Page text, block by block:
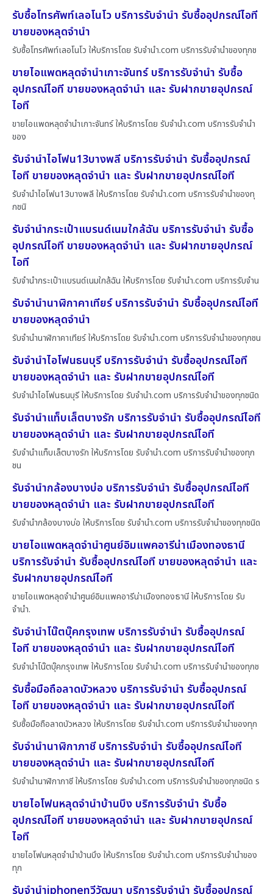
รับซื้อโทรศัพท์เลอโนโว บริการรับจำนำ รับซื้ออุปกรณ์ไอที
ขายของหลุดจำนำ
รับซื้อโทรศัพท์เลอโนโว ให้บริการโดย รับจํานํา.com บริการรับจำนำของทุกช
ขายไอแพดหลุดจำนำเกาะจันทร์ บริการรับจำนำ รับซื้อ
อุปกรณ์ไอที ขายของหลุดจำนำ และ รับฝากขายอุปกรณ์
ไอที
ขายไอแพดหลุดจำนำเกาะจันทร์ ให้บริการโดย รับจํานํา.com บริการรับจำนำ
ของ
รับจำนำไอโฟน13บางพลี บริการรับจำนำ รับซื้ออุปกรณ์
ไอที ขายของหลุดจำนำ และ รับฝากขายอุปกรณ์ไอที
รับจำนำไอโฟน13บางพลี ให้บริการโดย รับจํานํา.com บริการรับจำนำของทุ
กชนิ
รับจำนำกระเป๋าแบรนด์เนมใกล้ฉัน บริการรับจำนำ รับซื้อ
อุปกรณ์ไอที ขายของหลุดจำนำ และ รับฝากขายอุปกรณ์
ไอที
รับจำนำกระเป๋าแบรนด์เนมใกล้ฉัน ให้บริการโดย รับจํานํา.com บริการรับจำน
รับจำนำนาฬิกาคาเทียร์ บริการรับจำนำ รับซื้ออุปกรณ์ไอที
ขายของหลุดจำนำ
รับจำนำนาฬิกาคาเทียร์ ให้บริการโดย รับจํานํา.com บริการรับจำนำของทุกชน
รับจำนำไอโฟนธนบุรี บริการรับจำนำ รับซื้ออุปกรณ์ไอที
ขายของหลุดจำนำ และ รับฝากขายอุปกรณ์ไอที
รับจำนำไอโฟนธนบุรี ให้บริการโดย รับจํานํา.com บริการรับจำนำของทุกชนิด
รับจำนำแท็บเล็ตบางรัก บริการรับจำนำ รับซื้ออุปกรณ์ไอที
ขายของหลุดจำนำ และ รับฝากขายอุปกรณ์ไอที
รับจำนำแท็บเล็ตบางรัก ให้บริการโดย รับจํานํา.com บริการรับจำนำของทุก
ชน
รับจำนำกล้องบางบ่อ บริการรับจำนำ รับซื้ออุปกรณ์ไอที
ขายของหลุดจำนำ และ รับฝากขายอุปกรณ์ไอที
รับจำนำกล้องบางบ่อ ให้บริการโดย รับจํานํา.com บริการรับจำนำของทุกชนิด
ขายไอแพดหลุดจำนำศูนย์อิมแพคอารีน่าเมืองทองธานี
บริการรับจำนำ รับซื้ออุปกรณ์ไอที ขายของหลุดจำนำ และ
รับฝากขายอุปกรณ์ไอที
ขายไอแพดหลุดจำนำศูนย์อิมแพคอารีน่าเมืองทองธานี ให้บริการโดย รับ
จํานํา.
รับจำนำโน๊ตบุ๊คกรุงเทพ บริการรับจำนำ รับซื้ออุปกรณ์
ไอที ขายของหลุดจำนำ และ รับฝากขายอุปกรณ์ไอที
รับจำนำโน๊ตบุ๊คกรุงเทพ ให้บริการโดย รับจํานํา.com บริการรับจำนำของทุกช
รับซื้อมือถือลาดบัวหลวง บริการรับจำนำ รับซื้ออุปกรณ์
ไอที ขายของหลุดจำนำ และ รับฝากขายอุปกรณ์ไอที
รับซื้อมือถือลาดบัวหลวง ให้บริการโดย รับจํานํา.com บริการรับจำนำของทุก
รับจำนำนาฬิกาภาชี บริการรับจำนำ รับซื้ออุปกรณ์ไอที
ขายของหลุดจำนำ และ รับฝากขายอุปกรณ์ไอที
รับจำนำนาฬิกาภาชี ให้บริการโดย รับจํานํา.com บริการรับจำนำของทุกชนิด ร
ขายไอโฟนหลุดจำนำบ้านบึง บริการรับจำนำ รับซื้อ
อุปกรณ์ไอที ขายของหลุดจำนำ และ รับฝากขายอุปกรณ์
ไอที
ขายไอโฟนหลุดจำนำบ้านบึง ให้บริการโดย รับจํานํา.com บริการรับจำนำของ
ทุก
รับจำนำiphoneทวีวัฒนา บริการรับจำนำ รับซื้ออุปกรณ์